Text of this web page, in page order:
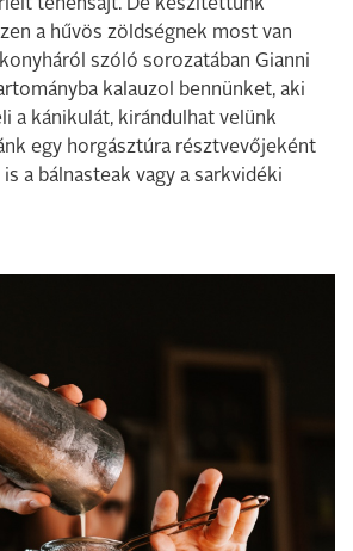
tehénsajt. De készítettünk
a hűvös zöldségnek most van
szóló sorozatában Gianni
kalauzol bennünket, aki
a kánikulát, kirándulhat velünk
egy horgásztúra résztvevőjeként
a bálna­steak vagy a sarkvidéki